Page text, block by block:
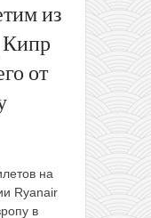
из
от
на
Ryanair
в
Грузию
BYN
туда-